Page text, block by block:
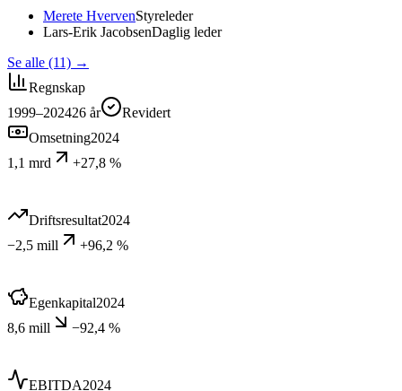
Merete HvervenStyreleder
Lars-Erik JacobsenDaglig leder
Se alle (11) →
Regnskap
1999–202426 år
Revidert
Omsetning2024
1,1 mrd
+27,8 %
Driftsresultat2024
−2,5 mill
+96,2 %
Egenkapital2024
8,6 mill
−92,4 %
EBITDA2024